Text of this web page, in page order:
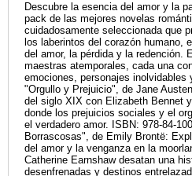
Descubre la esencia del amor y la
pack de las mejores novelas
cuidadosamente seleccionada que
los laberintos del corazón humano,
del amor, la pérdida y la redención.
maestras atemporales, cada una
emociones, personajes inolvidables
"Orgullo y Prejuicio", de Jane
del siglo XIX con Elizabeth Bennet
donde los prejuicios sociales y el
el verdadero amor. ISBN: 978-84-
Borrascosas", de Emily Brontë:
del amor y la venganza en la
Catherine Earnshaw desatan una
desenfrenadas y destinos